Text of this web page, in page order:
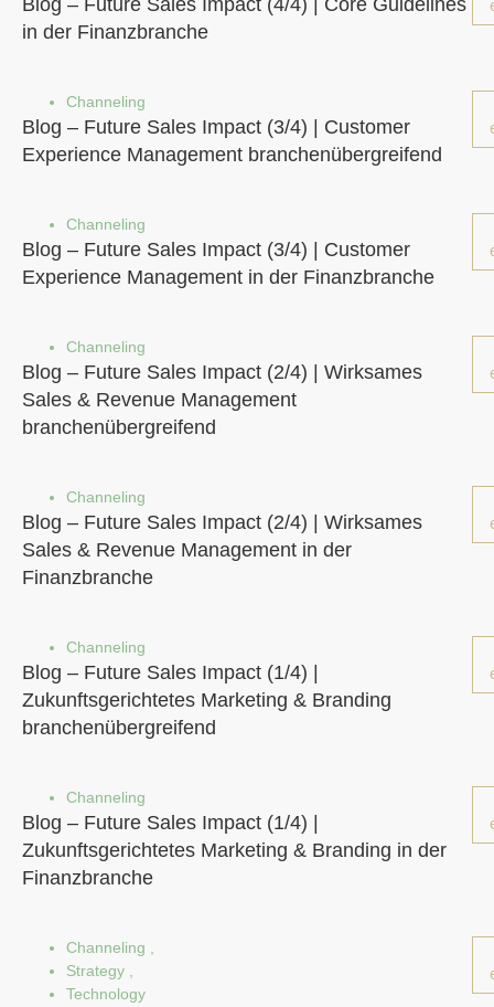
Blog – Future Sales Impact (4/4) | Core Guidelines
in der Finanzbranche
Channeling
Blog – Future Sales Impact (3/4) | Customer
Experience Management branchenübergreifend
Channeling
Blog – Future Sales Impact (3/4) | Customer
Experience Management in der Finanzbranche
Channeling
Blog – Future Sales Impact (2/4) | Wirksames
Sales & Revenue Management
branchenübergreifend
Channeling
Blog – Future Sales Impact (2/4) | Wirksames
Sales & Revenue Management in der
Finanzbranche
Channeling
Blog – Future Sales Impact (1/4) |
Zukunftsgerichtetes Marketing & Branding
branchenübergreifend
Channeling
Blog – Future Sales Impact (1/4) |
Zukunftsgerichtetes Marketing & Branding in der
Finanzbranche
Channeling ,
Strategy ,
Technology